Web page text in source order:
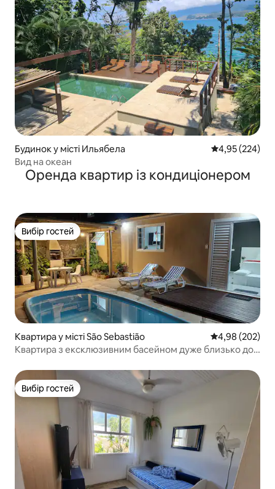
Будинок у місті Ильябела Середня
4,95 (224)
Вид на океан
Оренда квартир із кондиціонером
Вибір гостей
Вибір гостей
Квартира у місті São Sebastião Середня
4,98 (202)
Квартира з ексклюзивним басейном дуже близько до
Вибір гостей
Вибір гостей